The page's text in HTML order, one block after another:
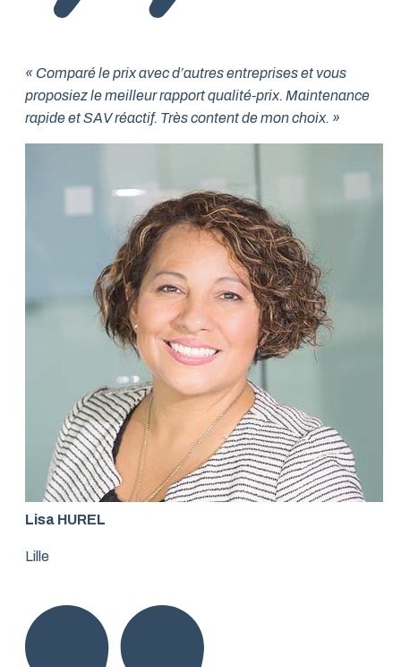
« Comparé le prix avec d’autres entreprises et vous
proposiez le meilleur rapport qualité-prix. Maintenance
rapide et SAV réactif. Très content de mon choix. »
Lisa HUREL
Lille